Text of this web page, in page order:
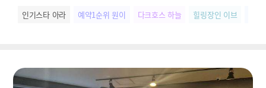
인기스타 아라 예약1순위 원이 다크호스 하늘 힐링장인 이브